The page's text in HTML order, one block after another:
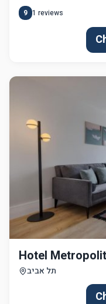
9 1 reviews
Hotel
תל אביב